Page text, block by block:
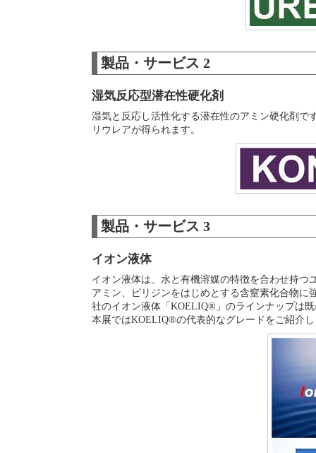
製品・サービス 2
湿気反応型潜在性硬化剤
湿気と反応し活性化する潜在性のアミン硬化剤で
リウレアが得られます。
製品・サービス 3
イオン液体
イオン液体は、水と有機溶媒の特徴を合わせ持つ
アミン、ピリジンをはじめとする含窒素化合物
社のイオン液体「KOELIQ®」のラインナップは
本展ではKOELIQ®の代表的なグレードをご紹介